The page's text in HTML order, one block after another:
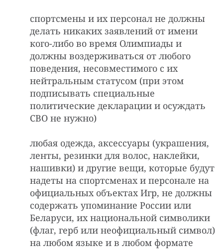
спортсмены и их персонал не должны
делать никаких заявлений от имени
кого-либо во время Олимпиады и
должны воздерживаться от любого
поведения, несовместимого с их
нейтральным статусом (при этом
подписывать специальные
политические декларации и осуждать
СВО не нужно)
любая одежда, аксессуары (украшения,
ленты, резинки для волос, наклейки,
нашивки) и другие вещи, которые будут
надеты на спортсменах и персонале на
официальных объектах Игр, не должны
содержать упоминание России или
Беларуси, их национальной символики
(флаг, герб или неофициальный символ)
на любом языке и в любом формате